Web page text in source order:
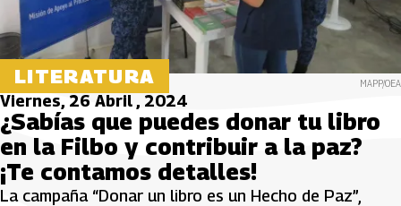
LITERATURA MAPP/OEA
Viernes, 26 Abril , 2024
¿Sabías que puedes donar tu libro
en la Filbo y contribuir a la paz?
¡Te contamos detalles!
La campaña “Donar un libro es un Hecho de Paz”,